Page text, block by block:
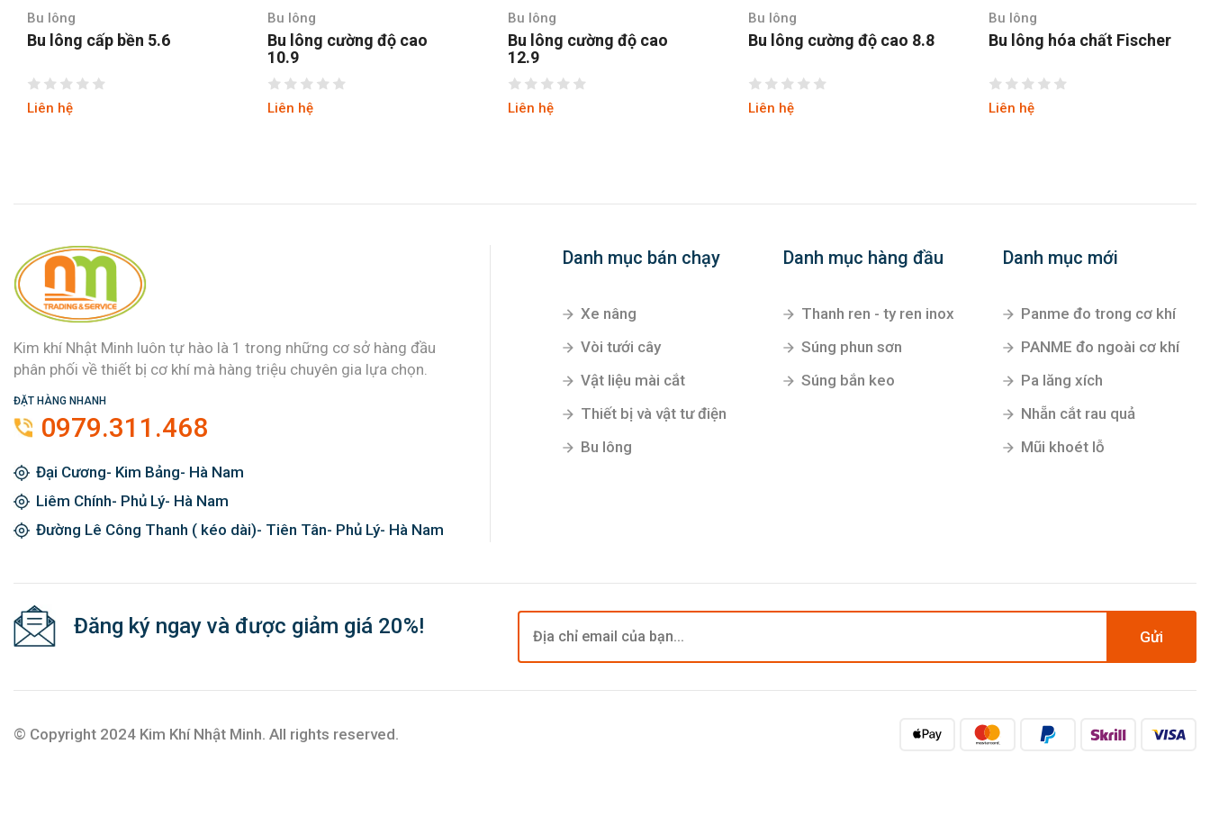
Bu lông
Bu lông cấp bền 5.6
Liên hệ
Bu lông
Bu lông cường độ cao
10.9
Liên hệ
Bu lông
Bu lông cường độ cao
12.9
Liên hệ
Bu lông
Bu lông cường độ cao 8.8
Liên hệ
Bu lông
Bu lông hóa chất Fischer
Liên hệ
Kim khí Nhật Minh luôn tự hào là 1 trong những cơ sở hàng đầu
phân phối về thiết bị cơ khí mà hàng triệu chuyên gia lựa chọn.
ĐẶT HÀNG NHANH
0979.311.468
Đại Cương- Kim Bảng- Hà Nam
Liêm Chính- Phủ Lý- Hà Nam
Đường Lê Công Thanh ( kéo dài)- Tiên Tân- Phủ Lý- Hà Nam
Danh mục bán chạy
Xe nâng
Vòi tưới cây
Vật liệu mài cắt
Thiết bị và vật tư điện
Bu lông
Danh mục hàng đầu
Thanh ren - ty ren inox
Súng phun sơn
Súng bắn keo
Danh mục mới
Panme đo trong cơ khí
PANME đo ngoài cơ khí
Pa lăng xích
Nhẵn cắt rau quả
Mũi khoét lỗ
Đăng ký ngay và được giảm giá 20%! Gửi
© Copyright 2024 Kim Khí Nhật Minh. All rights reserved.